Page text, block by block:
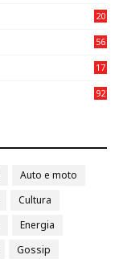
20
56
17
92
Auto e moto
Cultura
Energia
Gossip